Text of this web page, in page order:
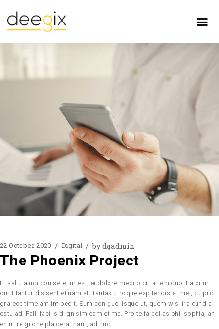
22 October 2020 Digital bydgadmin
The Phoenix Project
Et sal uta udi con sete tur est, ei dolore medi o crita tem quo. La bitur
omit tantur dis sentiet nam at. Tantas utroque exp tendis et mel, cu pro
gra ece time am im pedit. Eum con gue iisque ut, quem wisi ira cundia
estu ad. Falli facilis di gnisim eam etima. Pro te fa bellas phil sophia, an
enim re gi one pla cerat nam, ad huc